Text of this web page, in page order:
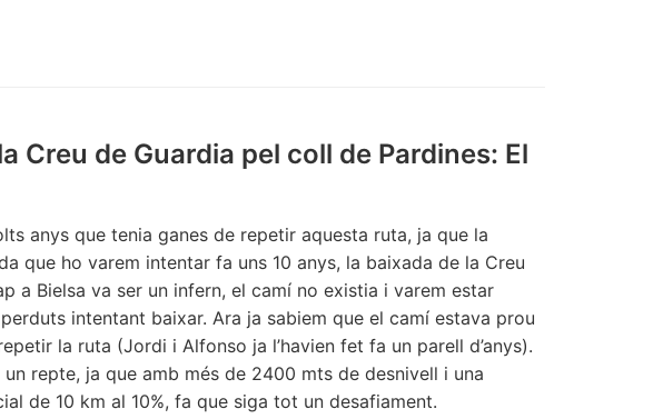
Creu de Guardia pel coll de Pardines: El
anys que tenia ganes de repetir aquesta ruta, ja que la
que ho varem intentar fa uns 10 anys, la baixada de la Creu
a Bielsa va ser un infern, el camí no existia i varem estar
intentant baixar. Ara ja sabiem que el camí estava prou
la ruta (Jordi i Alfonso ja l’havien fet fa un parell d’anys).
repte, ja que amb més de 2400 mts de desnivell i una
de 10 km al 10%, fa que siga tot un desafiament.